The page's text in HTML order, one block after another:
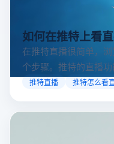
如何在推特上看直
在推特直播很简单，
个步骤。推特的直播
以通过关注自己喜欢
可以随时随地参与实
推特直播 推特怎么看